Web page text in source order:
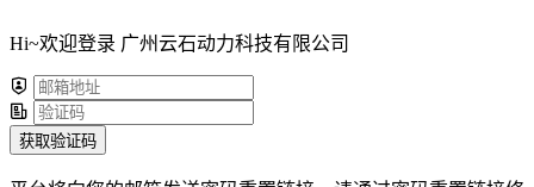
Hi~欢迎登录 广州云石动力科技有限公司
获取验证码